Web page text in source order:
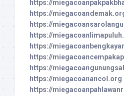
https://
https://
https://
https://
https://
https://
https://
https://miegacoanancol.org
https://